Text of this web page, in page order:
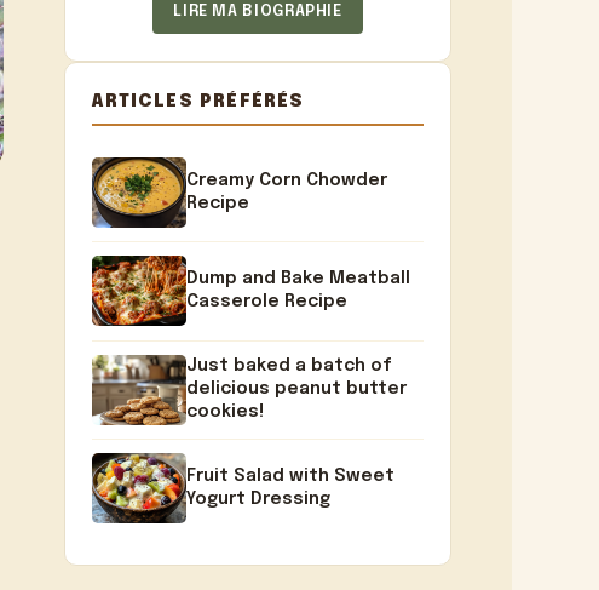
LIRE MA BIOGRAPHIE
ARTICLES PRÉFÉRÉS
Creamy Corn Chowder
Recipe
Dump and Bake Meatball
Casserole Recipe
Just baked a batch of
delicious peanut butter
cookies!
Fruit Salad with Sweet
Yogurt Dressing